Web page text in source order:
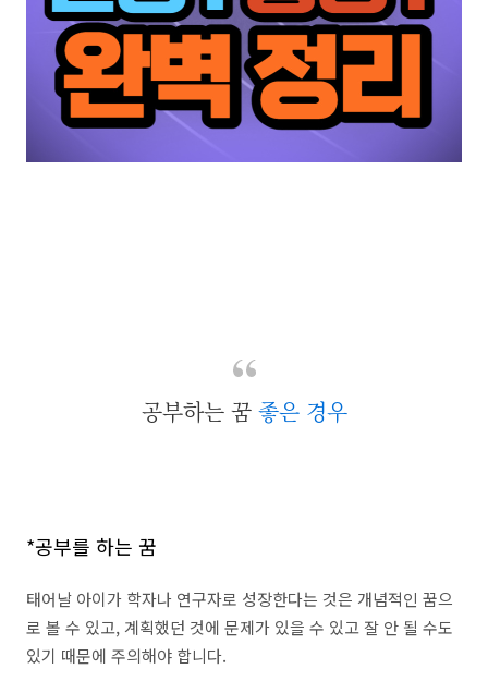
공부하는 꿈 좋은 경우
*공부를 하는 꿈
태어날 아이가 학자나 연구자로 성장한다는 것은 개념적인 꿈으
로 볼 수 있고, 계획했던 것에 문제가 있을 수 있고 잘 안 될 수도
있기 때문에 주의해야 합니다.